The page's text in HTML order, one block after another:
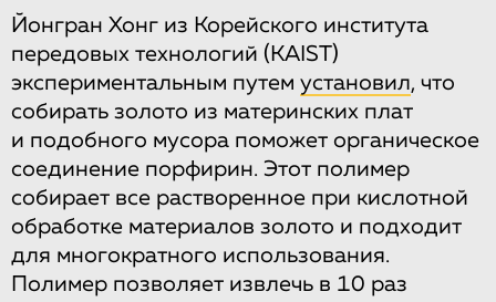
Йонгран Хонг из Корейского института
передовых технологий (KAIST)
экспериментальным путем установил, что
собирать золото из материнских плат
и подобного мусора поможет органическое
соединение порфирин. Этот полимер
собирает все растворенное при кислотной
обработке материалов золото и подходит
для многократного использования.
Полимер позволяет извлечь в 10 раз